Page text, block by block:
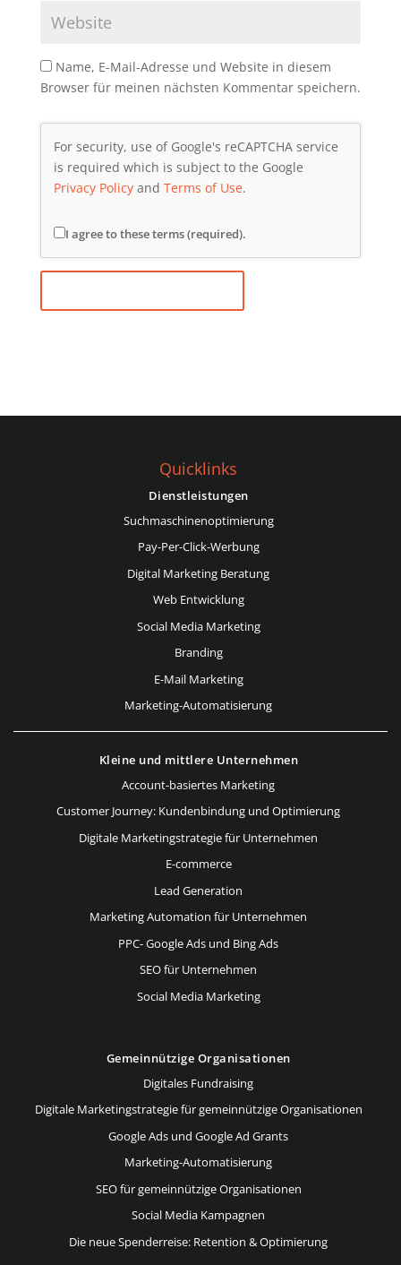
Name, E-Mail-Adresse und Website in diesem
Browser für meinen nächsten Kommentar speichern.
For security, use of Google's reCAPTCHA service
is required which is subject to the Google
Privacy Policyand Terms of Use.
I agree to these terms (required).
Quicklinks
Dienstleistungen
Suchmaschinenoptimierung
Pay-Per-Click-Werbung
Digital Marketing Beratung
Web Entwicklung
Social Media Marketing
Branding
E-Mail Marketing
Marketing-Automatisierung
Kleine und mittlere Unternehmen
Account-basiertes Marketing
Customer Journey: Kundenbindung und Optimierung
Digitale Marketingstrategie für Unternehmen
E-commerce
Lead Generation
Marketing Automation für Unternehmen
PPC- Google Ads und Bing Ads
SEO für Unternehmen
Social Media Marketing
Gemeinnützige Organisationen
Digitales Fundraising
Digitale Marketingstrategie für gemeinnützige Organisationen
Google Ads und Google Ad Grants
Marketing-Automatisierung
SEO für gemeinnützige Organisationen
Social Media Kampagnen
Die neue Spenderreise: Retention & Optimierung